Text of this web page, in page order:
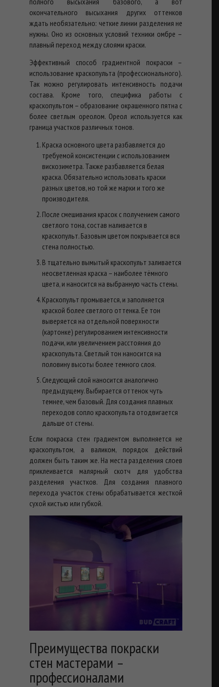
окончательного высыхания других оттенков
ждать необязательно: четкие линии разделения не
нужны. Оно из основных условий техники омбре –
плавный переход между слоями краски.
Эффективный способ градиентной покраски –
использование краскопульта (профессионального).
Так можно регулировать интенсивность подачи
состава. Кроме того, специфика работы с
краскопультом – образование окрашенного пятна с
более светлым ореолом. Ореол используется как
граница участков различных тонов.
Краска основного цвета разбавляется до
требуемой консистенции с использованием
вискозиметра. Также разбавляется белая
краска. Обязательно использовать краски
разных цветов, но той же марки и того же
производителя.
После смешивания красок с получением самого
светлого тона, состав наливается в
краскопульт. Базовым цветом покрывается вся
стена полностью.
В тщательно вымытый краскопульт заливается
неосветленная краска – наиболее тёмного
цвета, и наносится на выбранную часть стены.
Краскопульт промывается, и заполняется
краской более светлого оттенка. Ее тон
выверяется на отдельной поверхности
(картонке) регулированием интенсивности
подачи, или увеличением расстояния до
краскопульта. Светлый тон наносится на
половину высоты более темного слоя.
Следующий слой наносится аналогично
предыдущему. Выбирается оттенок чуть
темнее, чем базовый. Для создания плавных
переходов сопло краскопульта отодвигается
дальше от стены.
Если покраска стен градиентом выполняется не
краскопультом, а валиком, порядок действий
должен быть таким же. На места разделения слоев
приклеивается малярный скотч для удобства
разделения участков. Для создания плавного
перехода участок стены обрабатывается жесткой
сухой кистью или губкой.
Преимущества покраски
стен мастерами –
профессионалами